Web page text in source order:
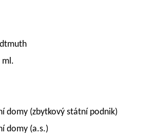
ml.
domy (zbytkový státní podnik)
domy (a.s.)